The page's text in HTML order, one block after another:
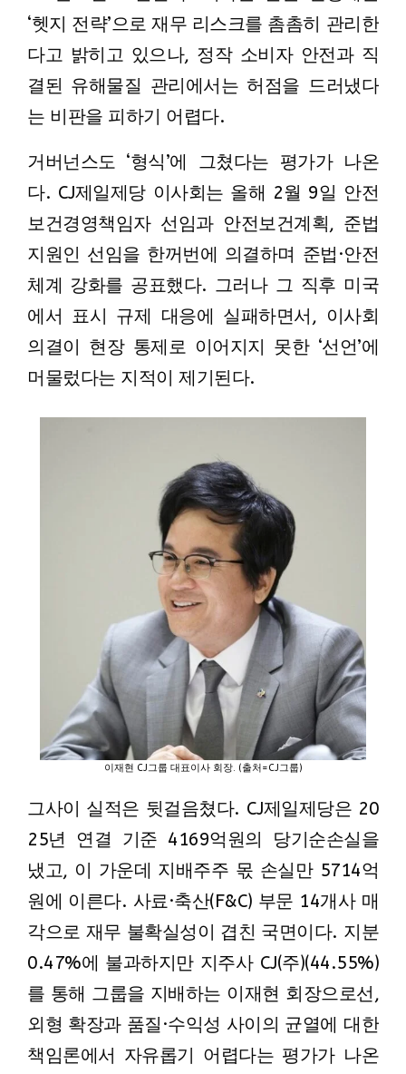
‘헷지 전략’으로 재무 리스크를 촘촘히 관리한
다고 밝히고 있으나, 정작 소비자 안전과 직
결된 유해물질 관리에서는 허점을 드러냈다
는 비판을 피하기 어렵다.
거버넌스도 ‘형식’에 그쳤다는 평가가 나온
다. CJ제일제당 이사회는 올해 2월 9일 안전
보건경영책임자 선임과 안전보건계획, 준법
지원인 선임을 한꺼번에 의결하며 준법·안전
체계 강화를 공표했다. 그러나 그 직후 미국
에서 표시 규제 대응에 실패하면서, 이사회
의결이 현장 통제로 이어지지 못한 ‘선언’에
머물렀다는 지적이 제기된다.
이재현 CJ그룹 대표이사 회장. (출처=CJ그룹)
그사이 실적은 뒷걸음쳤다. CJ제일제당은 20
25년 연결 기준 4169억원의 당기순손실을
냈고, 이 가운데 지배주주 몫 손실만 5714억
원에 이른다. 사료·축산(F&C) 부문 14개사 매
각으로 재무 불확실성이 겹친 국면이다. 지분
0.47%에 불과하지만 지주사 CJ(주)(44.55%)
를 통해 그룹을 지배하는 이재현 회장으로선,
외형 확장과 품질·수익성 사이의 균열에 대한
책임론에서 자유롭기 어렵다는 평가가 나온